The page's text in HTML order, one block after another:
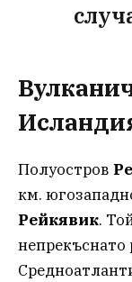
Полуостров
км.
Рейкявик.
непрекъснато